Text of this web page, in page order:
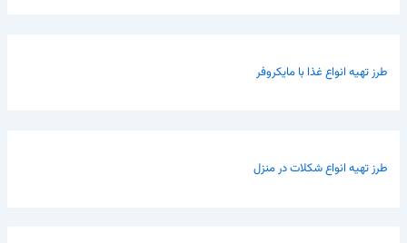
طرز تهیه انواع غذا با مایکروفر
طرز تهیه انواع شکلات در منزل